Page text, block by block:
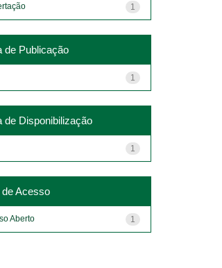
1
de Publicação
1
de Disponibilização
1
de Acesso
1
Aberto